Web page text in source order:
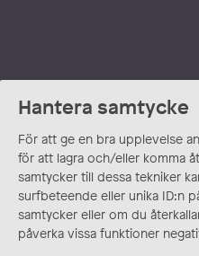
Hantera samtycke
För att ge en bra upplevelse
för att lagra och/eller komma
samtycker till dessa tekniker
surfbeteende eller unika ID:n
samtycker eller om du
påverka vissa funktioner